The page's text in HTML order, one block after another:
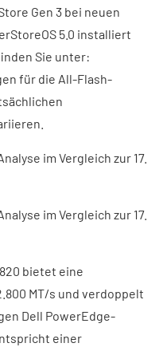
Gen 3 bei neuen
5.0 installiert
Sie unter:
für die All-Flash-
im Vergleich zur 17.
im Vergleich zur 17.
bietet eine
MT/s und verdoppelt
Dell PowerEdge-
einer